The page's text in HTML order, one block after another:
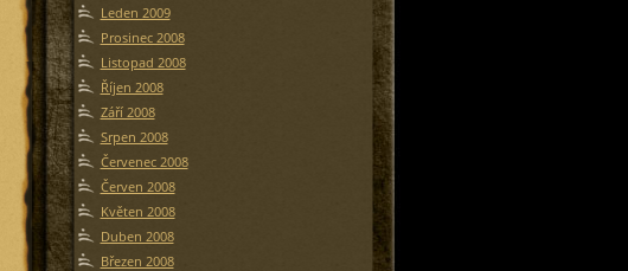
Leden 2009
Prosinec 2008
Listopad 2008
Říjen 2008
Září 2008
Srpen 2008
Červenec 2008
Červen 2008
Květen 2008
Duben 2008
Březen 2008